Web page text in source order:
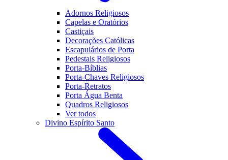
Adornos Religiosos
Capelas e Oratórios
Castiçais
Decorações Católicas
Escapulários de Porta
Pedestais Religiosos
Porta-Bíblias
Porta-Chaves Religiosos
Porta-Retratos
Porta Água Benta
Quadros Religiosos
Ver todos
Divino Espírito Santo